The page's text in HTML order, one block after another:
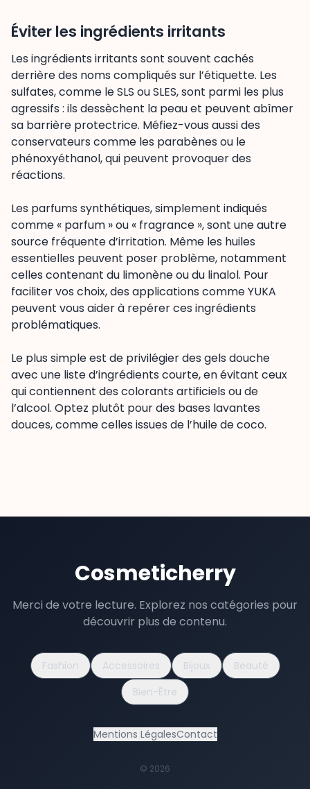
Éviter les ingrédients irritants
Les ingrédients irritants sont souvent cachés
derrière des noms compliqués sur l’étiquette. Les
sulfates, comme le SLS ou SLES, sont parmi les plus
agressifs : ils dessèchent la peau et peuvent abîmer
sa barrière protectrice. Méfiez-vous aussi des
conservateurs comme les parabènes ou le
phénoxyéthanol, qui peuvent provoquer des
réactions.
Les parfums synthétiques, simplement indiqués
comme « parfum » ou « fragrance », sont une autre
source fréquente d’irritation. Même les huiles
essentielles peuvent poser problème, notamment
celles contenant du limonène ou du linalol. Pour
faciliter vos choix, des applications comme YUKA
peuvent vous aider à repérer ces ingrédients
problématiques.
Le plus simple est de privilégier des gels douche
avec une liste d’ingrédients courte, en évitant ceux
qui contiennent des colorants artificiels ou de
l’alcool. Optez plutôt pour des bases lavantes
douces, comme celles issues de l’huile de coco.
Cosmeticherry
Merci de votre lecture. Explorez nos catégories pour
découvrir plus de contenu.
Fashion Accessoires Bijoux
Beauté
Bien-Être
Mentions LégalesContact
© 2026